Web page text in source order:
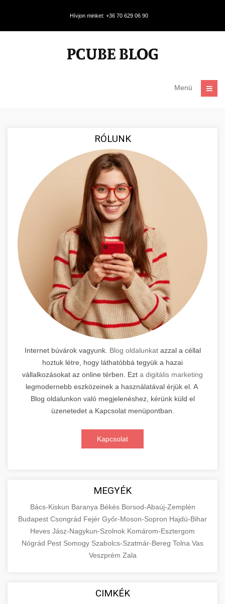
Hívjon minket: +36 70 629 06 90
Menü
RÓLUNK
Internet búvárok vagyunk. Blog oldalunkatazzal a céllal
hoztuk létre, hogy láthatóbbá tegyük a hazai
vállalkozásokat az online térben. Ezt a digitális marketing
legmodernebb eszközeinek a használatával érjük el. A
Blog oldalunkon való megjelenéshez, kérünk küld el
üzenetedet a Kapcsolat menüpontban.
Kapcsolat
MEGYÉK
Bács-Kiskun Baranya Békés Borsod-Abaúj-Zemplén
Budapest Csongrád Fejér Győr-Moson-Sopron Hajdú-Bihar
Heves Jász-Nagykun-Szolnok Komárom-Esztergom
Nógrád Pest Somogy Szabolcs-Szatmár-Bereg Tolna Vas
Veszprém Zala
CIMKÉK